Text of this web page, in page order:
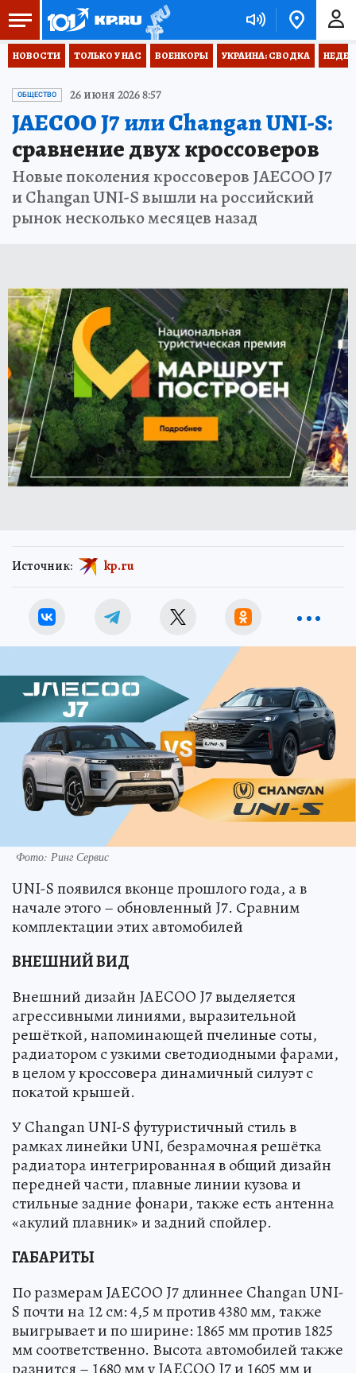
НОВОСТИ ТОЛЬКО У НАС ВОЕНКОРЫ УКРАИНА: СВОДКА
ОБЩЕСТВО 26 июня 2026 8:57
JAECOO J7 или Changan UNI-S:
сравнение двух кроссоверов
Новые поколения кроссоверов JAECOO J7
и Changan UNI-S вышли на российский
рынок несколько месяцев назад
Источник: kp.ru
Фото: Ринг Сервис
UNI-S появился вконце прошлого года, а в
начале этого – обновленный J7. Сравним
комплектации этих автомобилей
ВНЕШНИЙ ВИД
Внешний дизайн JAECOO J7 выделяется
агрессивными линиями, выразительной
решёткой, напоминающей пчелиные соты,
радиатором с узкими светодиодными фарами,
в целом у кроссовера динамичный силуэт с
покатой крышей.
У Changan UNI-S футуристичный стиль в
рамках линейки UNI, безрамочная решётка
радиатора интегрированная в общий дизайн
передней части, плавные линии кузова и
стильные задние фонари, также есть антенна
«акулий плавник» и задний спойлер.
ГАБАРИТЫ
По размерам JAECOO J7 длиннее Changan UNI-
S почти на 12 см: 4,5 м против 4380 мм, также
выигрывает и по ширине: 1865 мм против 1825
мм соответственно. Высота автомобилей также
разнится – 1680 мм у JAECOO J7 и 1605 мм и